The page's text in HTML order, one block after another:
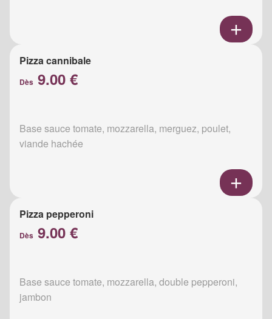
Pizza cannibale
Dès 9.00 €
Base sauce tomate, mozzarella, merguez, poulet,
viande hachée
Pizza pepperoni
Dès 9.00 €
Base sauce tomate, mozzarella, double pepperoni,
jambon